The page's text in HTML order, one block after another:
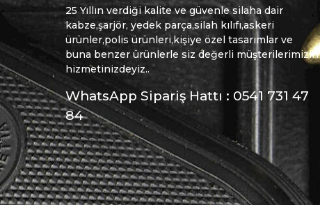
25 Yıllın verdiği kalite ve güvenle silaha dair
kabze,şarjör, yedek parça,silah kılıfı,askeri
ürünler,polis ürünleri,kişiye özel tasarımlar ve
buna benzer ürünlerle siz değerli müşterilerimizin
hizmetinizdeyiz..
WhatsApp Sipariş Hattı : 0541 731 47
84